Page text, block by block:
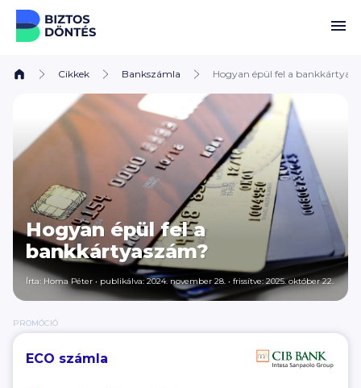
Ugrás a tartalomhoz
Cikkek Bankszámla Hogyan épül fel a
Hogyan épül fel a
bankkártyaszám?
Írta: Homa Péter • publikálva: 2024. november 28. • frissítve: 2025. október 22.
PROMÓCIÓ
ECO számla